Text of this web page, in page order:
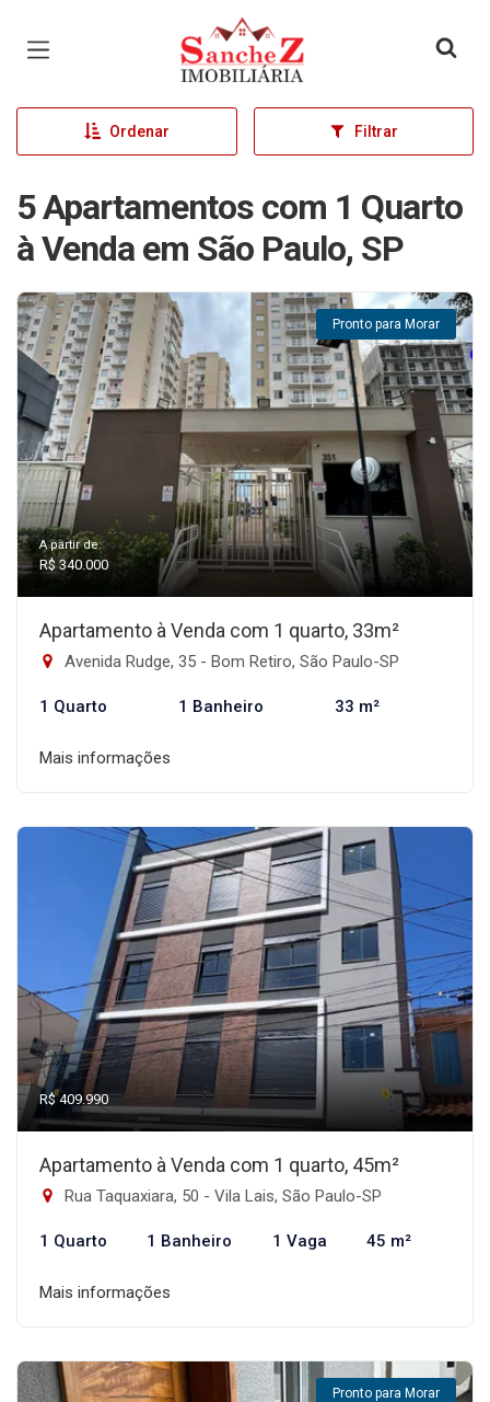
Página inicial
Ordenar Filtrar
5 Apartamentos com 1 Quarto
à Venda em São Paulo, SP
Pronto para Morar
A partir de:
R$ 340.000
Apartamento à Venda com 1 quarto, 33m²
Avenida Rudge, 35 - Bom Retiro, São Paulo-SP
1 Quarto 1 Banheiro 33 m²
Mais informações
R$ 409.990
Apartamento à Venda com 1 quarto, 45m²
Rua Taquaxiara, 50 - Vila Lais, São Paulo-SP
1 Quarto 1 Banheiro 1 Vaga 45 m²
Mais informações
Pronto para Morar